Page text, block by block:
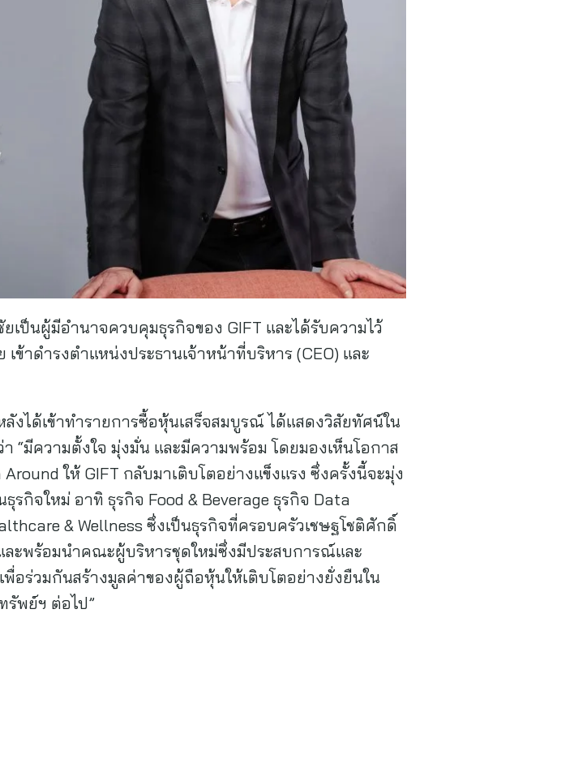
ป็นผู้มีอำนาจควบคุมธุรกิจของ GIFT และได้รับความไว้
าดำรงตำแหน่งประธานเจ้าหน้าที่บริหาร (CEO) และ
ได้เข้าทำรายการซื้อหุ้นเสร็จสมบูรณ์ ได้แสดงวิสัยทัศน์ใน
“มีความตั้งใจ มุ่งมั่น และมีความพร้อม โดยมองเห็นโอกาส
ให้ GIFT กลับมาเติบโตอย่างแข็งแรง ซึ่งครั้งนี้จะมุ่ง
รกิจใหม่ อาทิ ธุรกิจ Food & Beverage ธุรกิจ Data
& Wellness ซึ่งเป็นธุรกิจที่ครอบครัวเชษฐโชติศักดิ์
ะพร้อมนำคณะผู้บริหารชุดใหม่ซึ่งมีประสบการณ์และ
อร่วมกันสร้างมูลค่าของผู้ถือหุ้นให้เติบโตอย่างยั่งยืนใน
พย์ฯ ต่อไป”